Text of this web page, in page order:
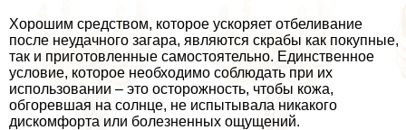
Хорошим средством, которое ускоряет отбеливание
после неудачного загара, являются скpaбы как покупные,
так и приготовленные самостоятельно. Единственное
условие, которое необходимо соблюдать при их
использовании – это осторожность, чтобы кожа,
обгоревшая на солнце, не испытывала никакого
дискомфорта или болезненных ощущений.